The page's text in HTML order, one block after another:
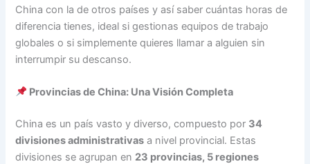
China con la de otros países y así saber cuántas horas de
diferencia tienes, ideal si gestionas equipos de trabajo
globales o si simplemente quieres llamar a alguien sin
interrumpir su descanso.
Provincias de China: Una Visión Completa
China es un país vasto y diverso, compuesto por 34
divisiones administrativas a nivel provincial. Estas
divisiones se agrupan en 23 provincias, 5 regiones